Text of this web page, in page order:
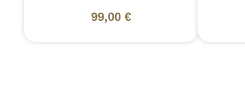
99,00 €